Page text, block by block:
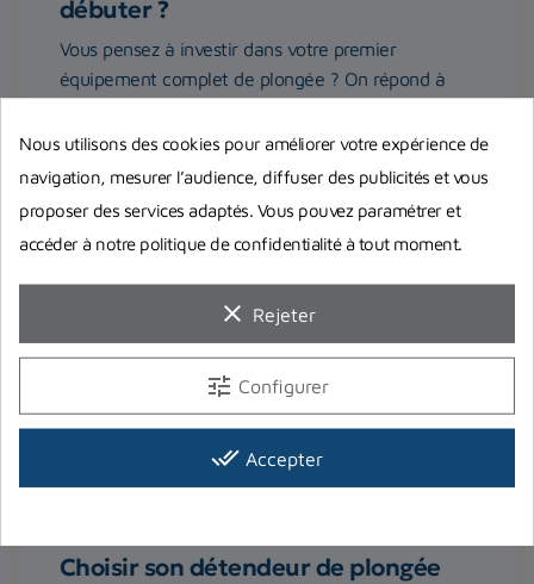
débuter ?
Vous pensez à investir dans votre premier
équipement complet de plongée ? On répond à
Lire la suite
Choisir son détendeur de plongée
Nous utilisons des cookies pour améliorer votre expérience de
navigation, mesurer l’audience, diffuser des publicités et vous
proposer des services adaptés. Vous pouvez paramétrer et
accéder à notre politique de confidentialité à tout moment.
clear Rejeter
tune Configurer
done_all Accepter